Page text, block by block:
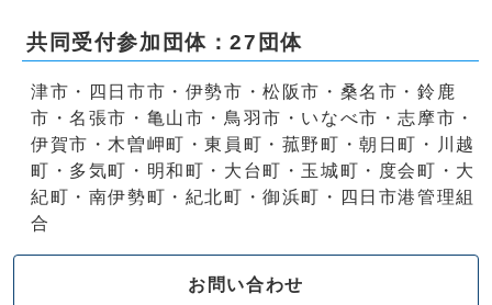
共同受付参加団体：27団体
津市・四日市市・伊勢市・松阪市・桑名市・鈴鹿
市・名張市・亀山市・鳥羽市・いなべ市・志摩市・
伊賀市・木曽岬町・東員町・菰野町・朝日町・川越
町・多気町・明和町・大台町・玉城町・度会町・大
紀町・南伊勢町・紀北町・御浜町・四日市港管理組
合
お問い合わせ